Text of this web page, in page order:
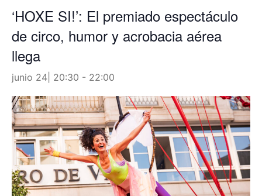
‘HOXE SI!’: El premiado espectáculo
de circo, humor y acrobacia aérea
llega
junio 24| 20:30 - 22:00